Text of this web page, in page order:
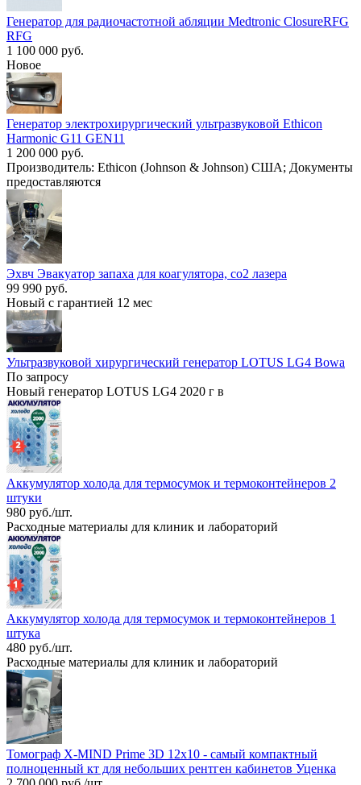
Генератор для радиочастотной абляции Medtronic ClosureRFG
RFG
1 100 000 руб.
Новое
Генератор электрохирургический ультразвуковой Ethicon
Harmonic G11 GEN11
1 200 000 руб.
Производитель: Ethicon (Johnson & Johnson) США; Документы
предоставляются
Эхвч Эвакуатор запаха для коагулятора, со2 лазера
99 990 руб.
Новый с гарантией 12 мес
Ультразвуковой хирургический генератор LOTUS LG4 Bowa
По запросу
Новый генератор LOTUS LG4 2020 г в
Аккумулятор холода для термосумок и термоконтейнеров 2
штуки
980 руб./шт.
Расходные материалы для клиник и лабораторий
Аккумулятор холода для термосумок и термоконтейнеров 1
штука
480 руб./шт.
Расходные материалы для клиник и лабораторий
Томограф X-MIND Prime 3D 12x10 - самый компактный
полноценный кт для небольших рентген кабинетов Уценка